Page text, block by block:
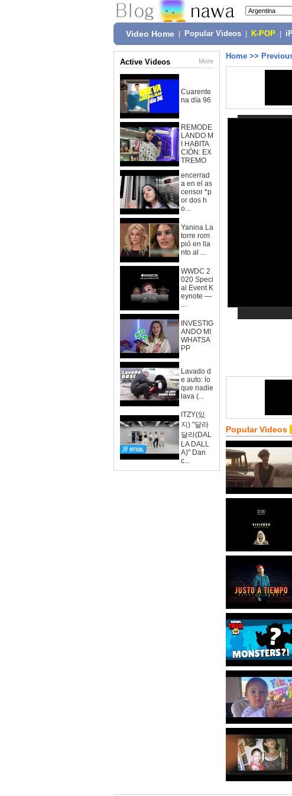
Video Home Popular Videos K-POP
Active Videos More
Cuarente
na día 96
REMODE
LANDO M
I HABITA
CIÓN: EX
TREMO
encerrad
a en el as
censor *p
or dos h
o...
Yanina La
torre rom
pió en lla
nto al ...
WWDC 2
020 Speci
al Event K
eynote —
...
INVESTIG
ANDO MI
WHATSA
PP
Lavado d
e auto: lo
que nadie
lava (...
ITZY(있
지) "달라
달라(DAL
LA DALL
A)" Dan
c...
Home >>
Popular Videos